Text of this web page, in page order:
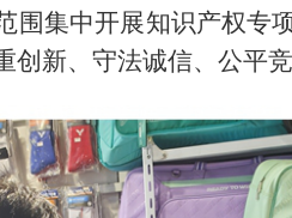
围集中开展知识产权专
创新、守法诚信、公平竞